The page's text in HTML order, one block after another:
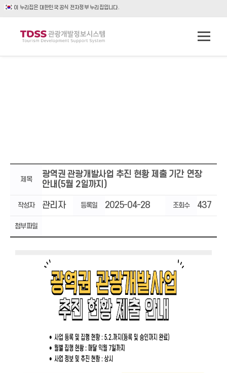
이 누리집은 대한민국 공식 전자정부 누리집입니다.
제목
광역권 관광개발사업 추진 현황 제출 기간 연장
안내(5월 2일까지)
작성자 관리자 등록일 2025-04-28 조회수 437
첨부파일